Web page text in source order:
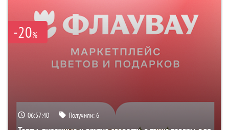
-20%
06:57:39 Получили:6